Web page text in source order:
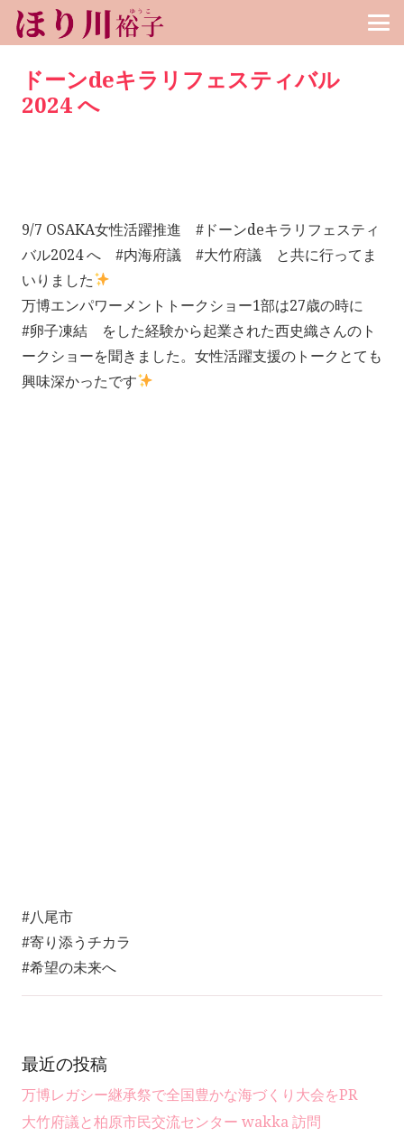
ドーンdeキラリフェスティバル
2024 へ
9/7 OSAKA女性活躍推進 #ドーンdeキラリフェスティ
バル2024 へ #内海府議 #大竹府議 と共に行ってま
いりました
万博エンパワーメントトークショー1部は27歳の時に
#卵子凍結 をした経験から起業された西史織さんのト
ークショーを聞きました。女性活躍支援のトークとても
興味深かったです
#八尾市
#寄り添うチカラ
#希望の未来へ
最近の投稿
万博レガシー継承祭で全国豊かな海づくり大会をPR
大竹府議と柏原市民交流センター wakka 訪問